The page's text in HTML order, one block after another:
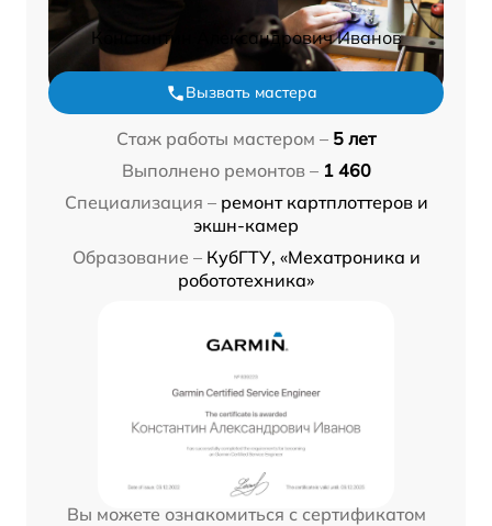
Константин Александрович Иванов
Вызвать мастера
Стаж работы мастером – 5 лет
Выполнено ремонтов – 1 460
Специализация – ремонт картплоттеров и
экшн-камер
Образование – КубГТУ, «Мехатроника и
робототехника»
Вы можете ознакомиться с сертификатом